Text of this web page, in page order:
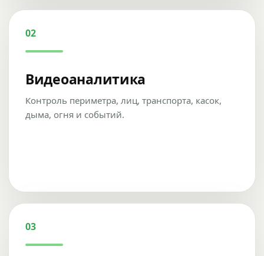
02
Видеоаналитика
Контроль периметра, лиц, транспорта, касок,
дыма, огня и событий.
03